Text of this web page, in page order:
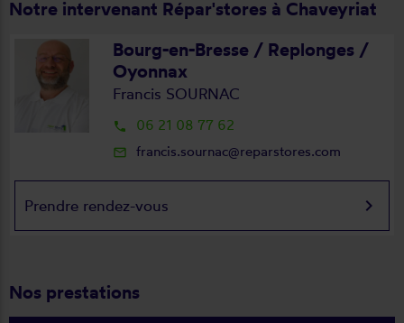
Notre intervenant Répar'stores à Chaveyriat
Bourg-en-Bresse / Replonges /
Oyonnax
Francis SOURNAC
local_phone 06 21 08 77 62
mail_outline francis.sournac@reparstores.com
Prendre rendez-vous keyboard_arrow_right
Nos prestations